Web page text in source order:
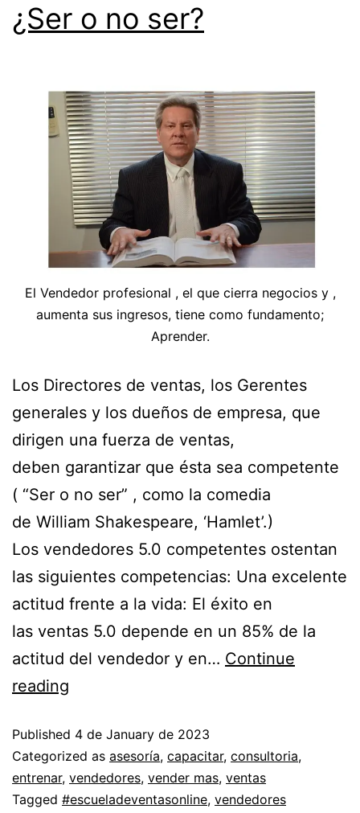
¿Ser o no ser?
El Vendedor profesional , el que cierra negocios y ,
aumenta sus ingresos, tiene como fundamento;
Aprender.
Los Directores de ventas, los Gerentes
generales y los dueños de empresa, que
dirigen una fuerza de ventas,
deben garantizar que ésta sea competente
( “Ser o no ser” , como la comedia
de William Shakespeare, ‘Hamlet’.)
Los vendedores 5.0 competentes ostentan
las siguientes competencias: Una excelente
actitud frente a la vida: El éxito en
las ventas 5.0 depende en un 85% de la
actitud del vendedor y en… Continue
reading
Published 4 de January de 2023
Categorized as asesoría, capacitar, consultoria,
entrenar, vendedores, vender mas, ventas
Tagged #escueladeventasonline, vendedores